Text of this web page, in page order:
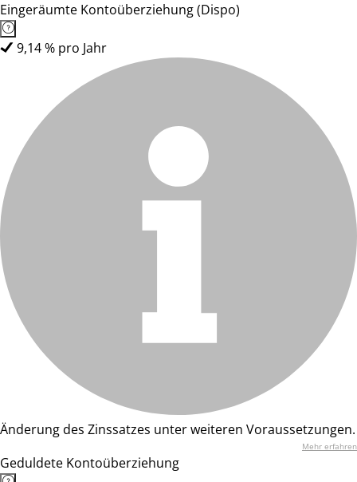
Eingeräumte Kontoüberziehung (Dispo)
9,14 % pro Jahr
Änderung des Zinssatzes unter weiteren Voraussetzungen.
Mehr erfahren
Geduldete Kontoüberziehung